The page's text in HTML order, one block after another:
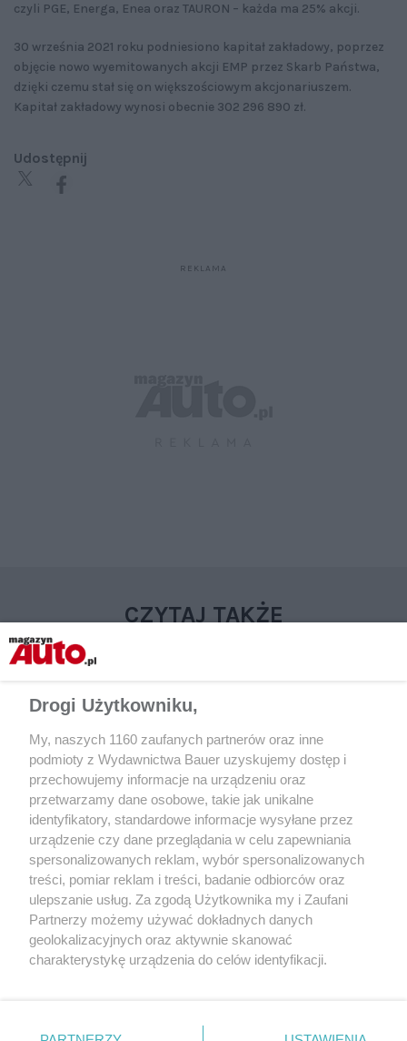
czyli PGE, Energa, Enea oraz TAURON – każda ma 25% akcji.
30 września 2021 roku podniesiono kapitał zakładowy, poprzez
objęcie nowo wyemitowanych akcji EMP przez Skarb Państwa,
dzięki czemu stał się on większościowym akcjonariuszem.
Kapitał zakładowy wynosi obecnie 302 296 890 zł.
Udostępnij
CZYTAJ TAKŻE
AKTUALNOŚCI
Najpierw Geely, teraz Pininfarina.
Kolejna firma dołączyła do projektu
Izery
KATALOG UŻYWANE
Peugeot Partner II
Drogi Użytkowniku,
My, naszych 1160 zaufanych partnerów oraz inne
podmioty z Wydawnictwa Bauer uzyskujemy dostęp i
przechowujemy informacje na urządzeniu oraz
przetwarzamy dane osobowe, takie jak unikalne
identyfikatory, standardowe informacje wysyłane przez
urządzenie czy dane przeglądania w celu zapewniania
spersonalizowanych reklam, wybór spersonalizowanych
treści, pomiar reklam i treści, badanie odbiorców oraz
ulepszanie usług. Za zgodą Użytkownika my i Zaufani
Partnerzy możemy używać dokładnych danych
geolokalizacyjnych oraz aktywnie skanować
charakterystykę urządzenia do celów identyfikacji.